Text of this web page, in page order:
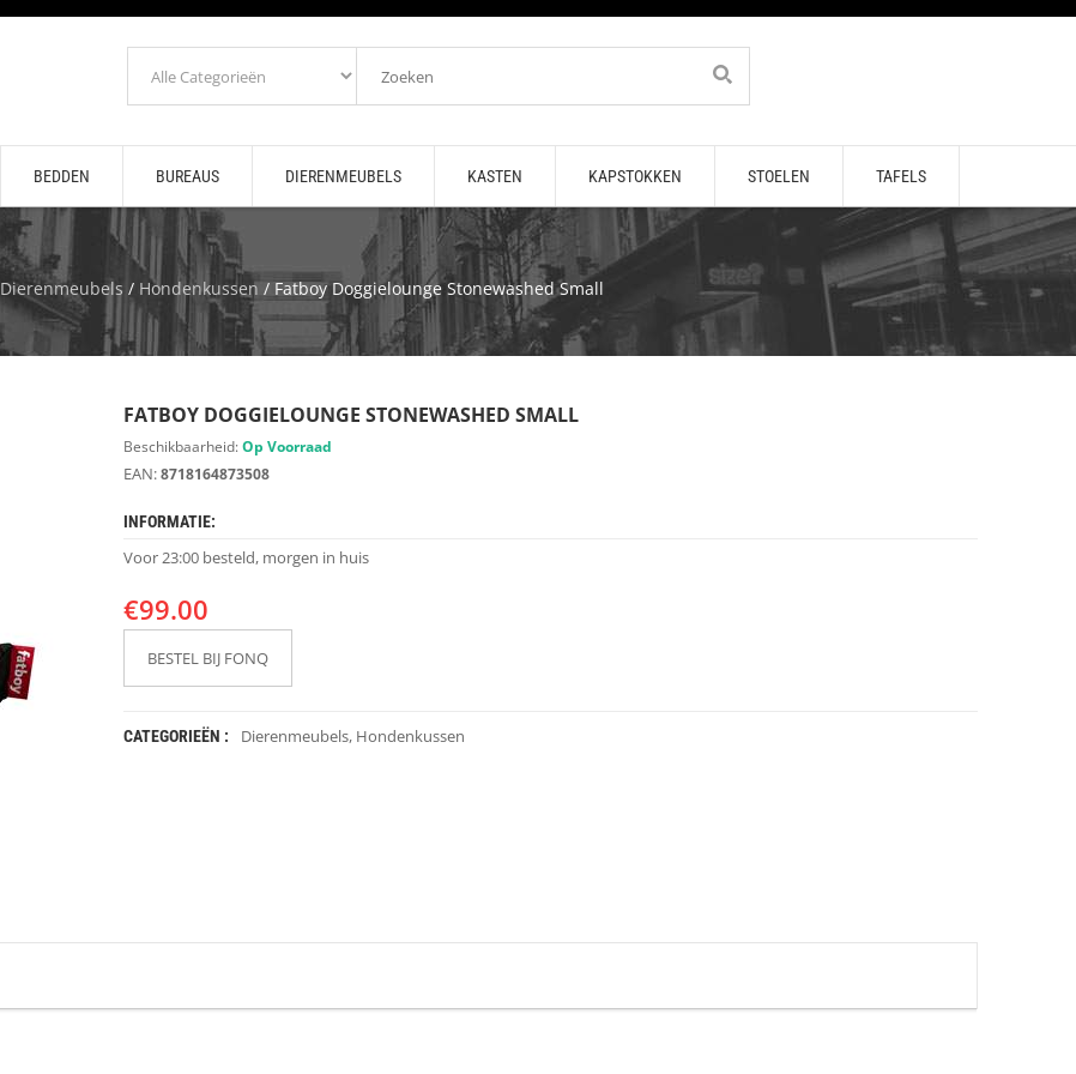
BEDDEN BUREAUS DIERENMEUBELS KASTEN KAPSTOKKEN STOELEN TAFELS
Dierenmeubels / Hondenkussen/ Fatboy Doggielounge Stonewashed Small
FATBOY DOGGIELOUNGE STONEWASHED SMALL
Beschikbaarheid:Op Voorraad
EAN:8718164873508
INFORMATIE:
Voor 23:00 besteld, morgen in huis
€99.00
BESTEL BIJ FONQ
CATEGORIEËN : Dierenmeubels, Hondenkussen